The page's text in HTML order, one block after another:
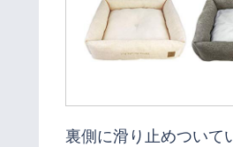
裏側に滑り止めついて